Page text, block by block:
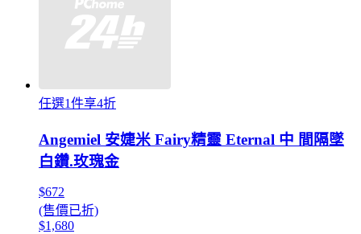
任選1件享4折
Angemiel 安婕米 Fairy精靈 Eternal 中 間隔墜
白鑽.玫瑰金
$672
(售價已折)
$1,680